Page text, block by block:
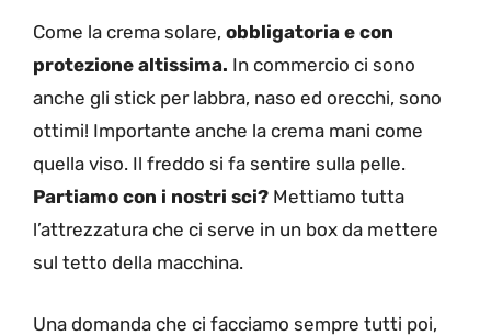
Come la crema solare, obbligatoria e con
protezione altissima. In commercio ci sono
anche gli stick per labbra, naso ed orecchi, sono
ottimi! Importante anche la crema mani come
quella viso. Il freddo si fa sentire sulla pelle.
Partiamo con i nostri sci? Mettiamo tutta
l’attrezzatura che ci serve in un box da mettere
sul tetto della macchina.
Una domanda che ci facciamo sempre tutti poi,